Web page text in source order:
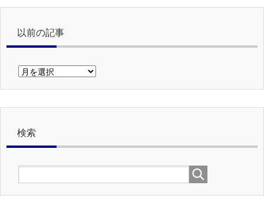
以前の記事
以
の
検索